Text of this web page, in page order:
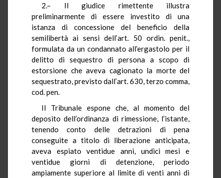
2.– Il giudice rimettente illustra
preliminarmente di essere investito di una
istanza di concessione del beneficio della
semilibertà ai sensi dell’art. 50 ordin. penit.,
formulata da un condannato all’ergastolo per il
delitto di sequestro di persona a scopo di
estorsione che aveva cagionato la morte del
sequestrato, previsto dall’art. 630, terzo comma,
cod. pen.
Il Tribunale espone che, al momento del
deposito dell’ordinanza di rimessione, l’istante,
tenendo conto delle detrazioni di pena
conseguite a titolo di liberazione anticipata,
aveva espiato ventidue anni, undici mesi e
ventidue giorni di detenzione, periodo
ampiamente superiore al limite di venti anni di